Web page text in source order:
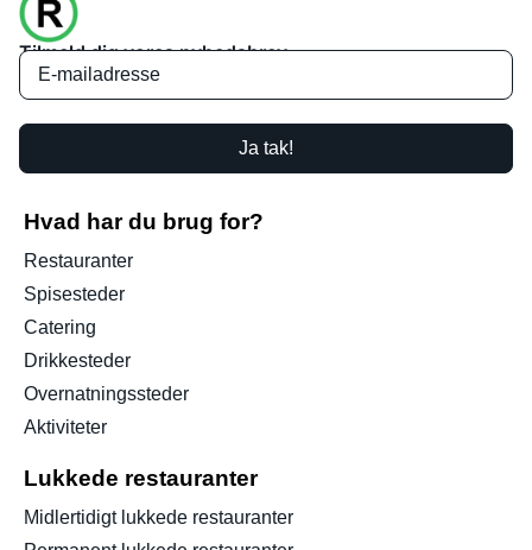
Tilmeld dig vores nyhedsbrev
Ja tak!
Hvad har du brug for?
Restauranter
Spisesteder
Catering
Drikkesteder
Overnatningssteder
Aktiviteter
Lukkede restauranter
Midlertidigt lukkede restauranter